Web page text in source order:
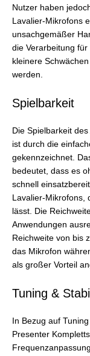
Nutzer haben
Lavalier-Mikrofons
unsachgemäßer
die Verarbeitung
kleinere
werden.
Spielbarkeit
Die Spielbarkeit
ist durch die
gekennzeichnet.
bedeutet, dass es
schnell
Lavalier-
lässt. Die
Anwendungen
Reichweite von bis
das Mikrofon
als großer Vorteil
Tuning &
In Bezug auf
Presenter